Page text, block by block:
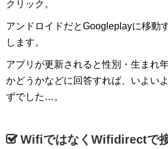
クリック。
アンドロイドだとGoogleplayに移動
します。
アプリが更新されると性別・生まれ
かどうかなどに回答すれば、いよい
ずでした…。
WifiではなくWifidirectで